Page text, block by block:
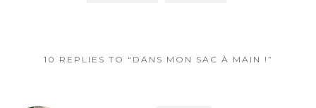
10 REPLIES TO “DANS MON SAC À MAIN !”